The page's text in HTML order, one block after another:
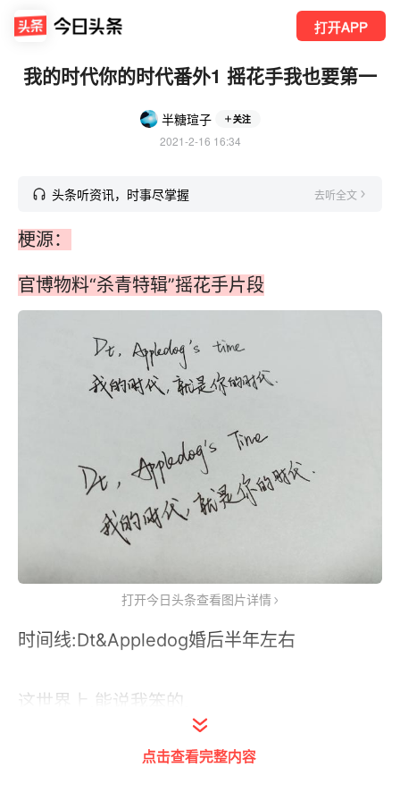
打开APP
我的时代你的时代番外1 摇花手我也要第一
半糖瑄子 关注
2021-2-16 16:34
头条听资讯，时事尽掌握 去听全文
梗源：
官博物料“杀青特辑”摇花手片段
打开今日头条查看图片详情
时间线:Dt&Appledog婚后半年左右
这世界上,能说我笨的,
一个是我自己,一个就是你。
点击查看完整内容